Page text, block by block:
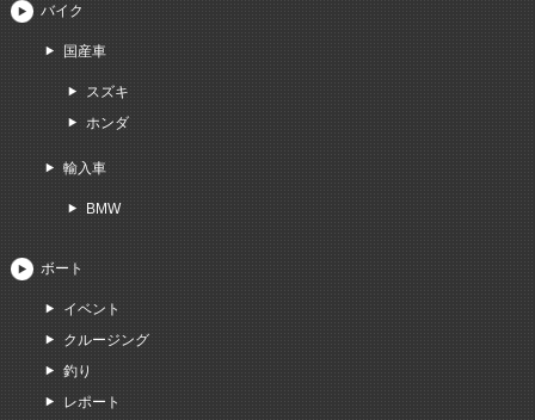
バイク
国産車
スズキ
ホンダ
輸入車
BMW
ボート
イベント
クルージング
釣り
レポート